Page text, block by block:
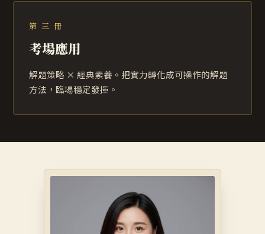
第 三 冊
考場應用
解題策略 × 經典素養。把實力轉化成可操作的解題
方法，臨場穩定發揮。